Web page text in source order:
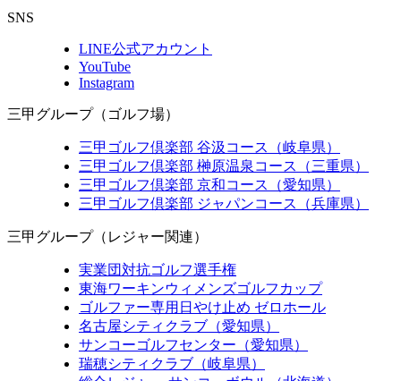
SNS
LINE公式アカウント
YouTube
Instagram
三甲グループ（ゴルフ場）
三甲ゴルフ倶楽部 谷汲コース（岐阜県）
三甲ゴルフ倶楽部 榊原温泉コース（三重県）
三甲ゴルフ倶楽部 京和コース（愛知県）
三甲ゴルフ倶楽部 ジャパンコース（兵庫県）
三甲グループ（レジャー関連）
実業団対抗ゴルフ選手権
東海ワーキンウィメンズゴルフカップ
ゴルファー専用日やけ止め ゼロホール
名古屋シティクラブ（愛知県）
サンコーゴルフセンター（愛知県）
瑞穂シティクラブ（岐阜県）